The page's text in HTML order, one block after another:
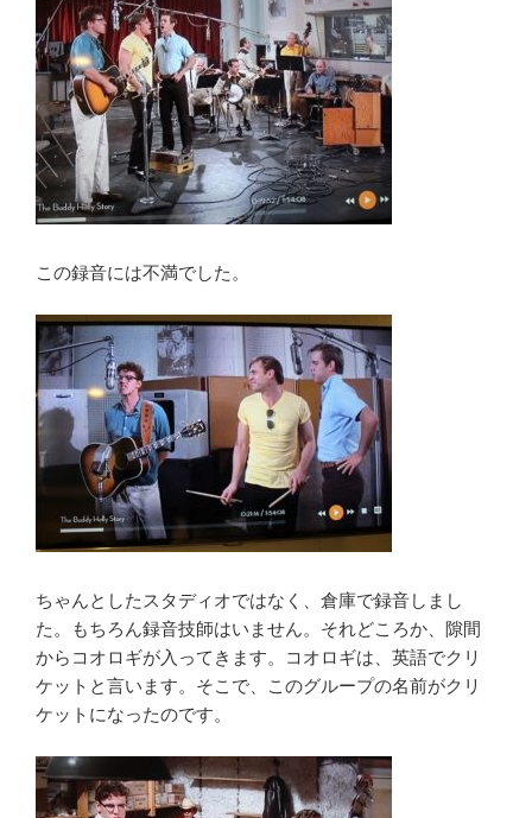
この録音には不満でした。
ちゃんとしたスタディオではなく、倉庫で録音しまし
た。もちろん録音技師はいません。それどころか、隙間
からコオロギが入ってきます。コオロギは、英語でクリ
ケットと言います。そこで、このグループの名前がクリ
ケットになったのです。